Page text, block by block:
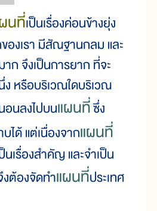
นที่เป็นเรื่องค่อนข้างยุ่ง
องเรา มีสัณฐานกลม และ
ก จึงเป็นการยาก ที่จะ
หรือบริเวณใดบริเวณ
อนลงไปบนแผนที่ซึ่ง
ได้ แต่เนื่องจากแผนที่
นเรื่องสำคัญ และจำเป็น
ต้องจัดทำแผนที่ประเทศ